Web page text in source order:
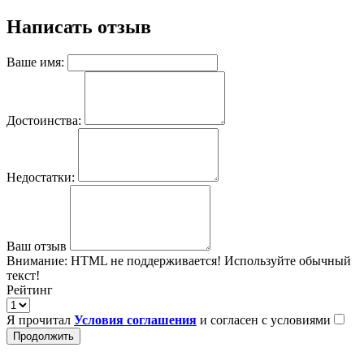
Написать отзыв
Ваше имя:
Достоинства:
Недостатки:
Ваш отзыв
Внимание: HTML не поддерживается! Используйте обычный
текст!
Рейтинг
Я прочитал Условия соглашения и согласен с условиями
Продолжить